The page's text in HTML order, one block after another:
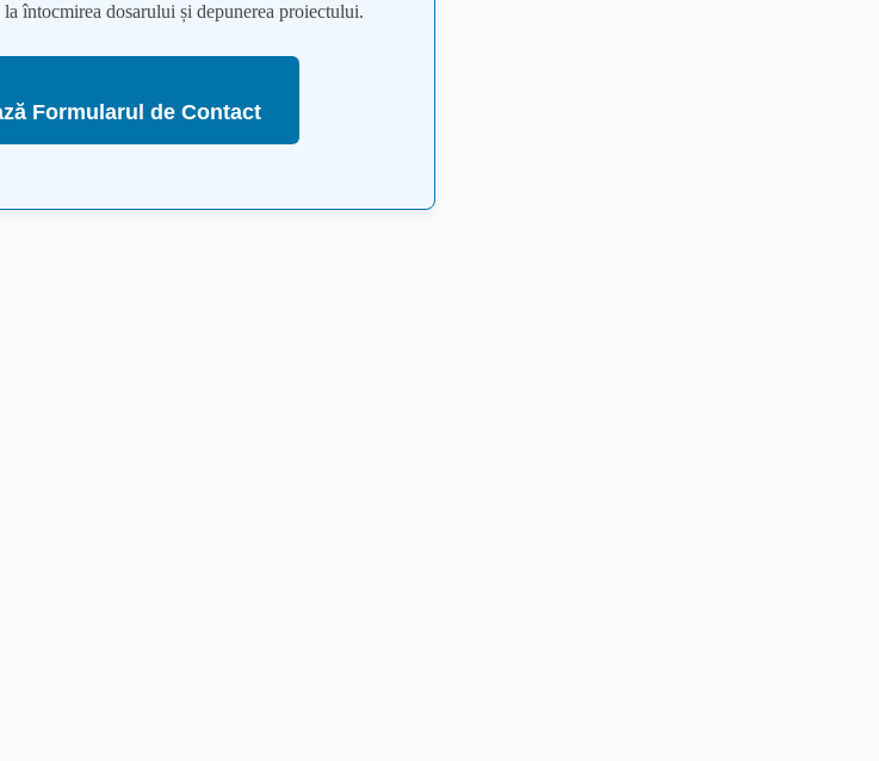
întocmirea dosarului și depunerea proiectului.
Formularul de Contact